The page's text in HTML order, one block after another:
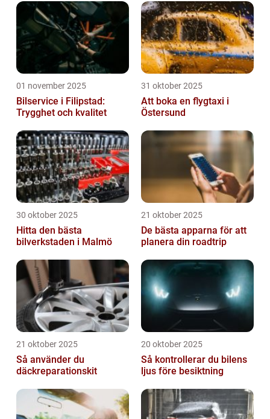
01 november 2025
Bilservice i Filipstad:
Trygghet och kvalitet
31 oktober 2025
Att boka en flygtaxi i
Östersund
30 oktober 2025
Hitta den bästa
bilverkstaden i Malmö
21 oktober 2025
De bästa apparna för att
planera din roadtrip
21 oktober 2025
Så använder du
däckreparationskit
20 oktober 2025
Så kontrollerar du bilens
ljus före besiktning